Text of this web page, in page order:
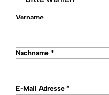
Vorname
Nachname*
E-Mail Adresse*